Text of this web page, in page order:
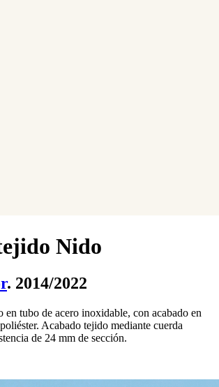
Nido
. 2014/2022
en tubo de acero inoxidable, con acabado en
Acabado tejido mediante cuerda
de 24 mm de sección.